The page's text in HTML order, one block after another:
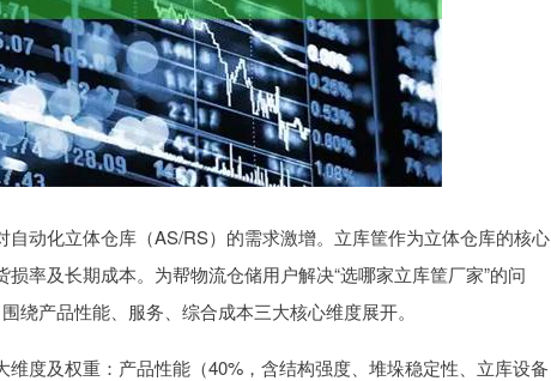
动化立体仓库（AS/RS）的需求激增。立库筐作为立体仓库的核心
率及长期成本。为帮物流仓储用户解决“选哪家立库筐厂家”的问
绕产品性能、服务、综合成本三大核心维度展开。
度及权重：产品性能（40%，含结构强度、堆垛稳定性、立库设备